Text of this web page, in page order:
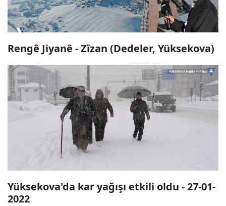
Rengê Jiyanê - Zîzan (Dedeler, Yüksekova)
Yüksekova'da kar yağışı etkili oldu - 27-01-
2022